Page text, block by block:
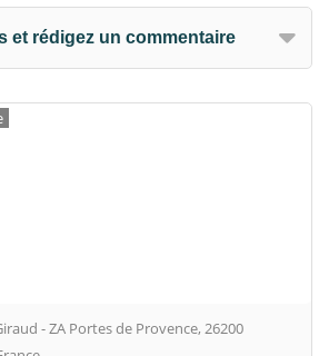
et rédigez un commentaire
- ZA Portes de Provence, 26200